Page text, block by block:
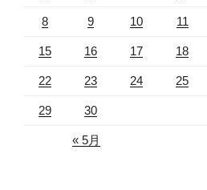
8 9 10 11
15 16 17 18
22 23 24 25
29 30
« 5月